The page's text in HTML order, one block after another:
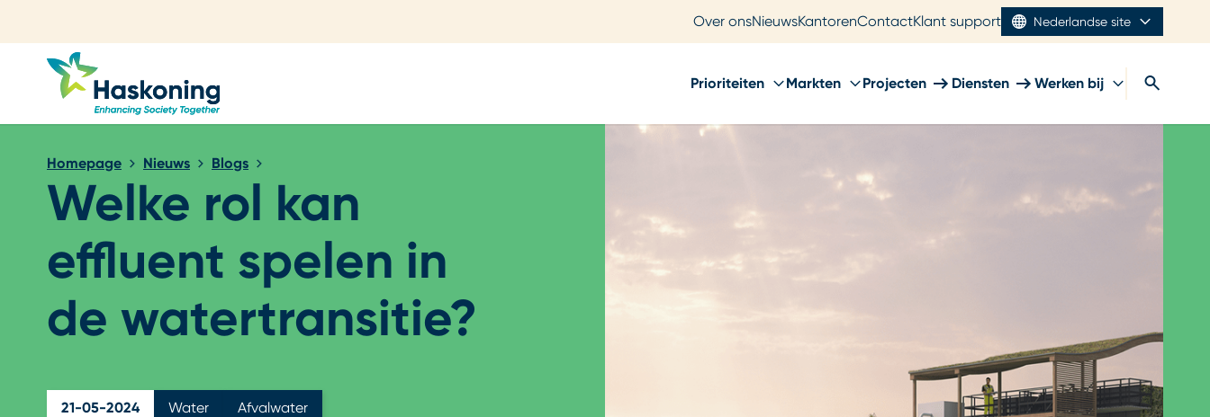
Over onsNieuwsKantorenContactKlant support Nederlandse site
Prioriteiten Markten Projecten Diensten Werken bij
Homepage Nieuws Blogs
Welke rol kan
effluent spelen in
de watertransitie?
21-05-2024 Water Afvalwater